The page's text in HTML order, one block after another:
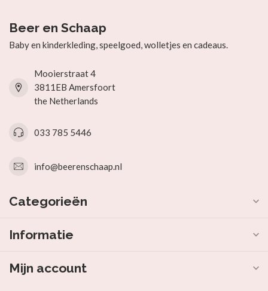
Beer en Schaap
Baby en kinderkleding, speelgoed, wolletjes en cadeaus.
Mooierstraat 4
3811EB Amersfoort
the Netherlands
033 785 5446
info@beerenschaap.nl
Categorieën
Informatie
Mijn account